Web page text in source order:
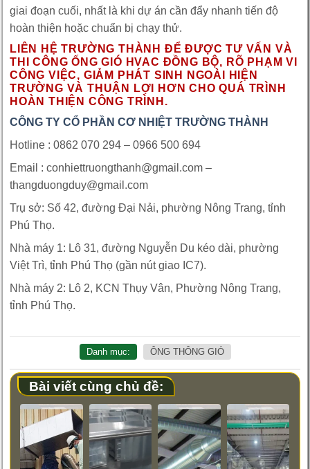
giai đoạn cuối, nhất là khi dự án cần đẩy nhanh tiến độ
hoàn thiện hoặc chuẩn bị chạy thử.
LIÊN HỆ TRƯỜNG THÀNH ĐỂ ĐƯỢC TƯ VẤN VÀ
THI CÔNG ỐNG GIÓ HVAC ĐỒNG BỘ, RÕ PHẠM VI
CÔNG VIỆC, GIẢM PHÁT SINH NGOÀI HIỆN
TRƯỜNG VÀ THUẬN LỢI HƠN CHO QUÁ TRÌNH
HOÀN THIỆN CÔNG TRÌNH.
CÔNG TY CỔ PHẦN CƠ NHIỆT TRƯỜNG THÀNH
Hotline : 0862 070 294 – 0966 500 694
Email : conhiettruongthanh@gmail.com –
thangduongduy@gmail.com
Trụ sở: Số 42, đường Đại Nải, phường Nông Trang, tỉnh
Phú Thọ.
Nhà máy 1: Lô 31, đường Nguyễn Du kéo dài, phường
Việt Trì, tỉnh Phú Thọ (gần nút giao IC7).
Nhà máy 2: Lô 2, KCN Thụy Vân, Phường Nông Trang,
tỉnh Phú Thọ.
Danh mục: ÔNG THÔNG GIÓ
Bài viết cùng chủ đề: